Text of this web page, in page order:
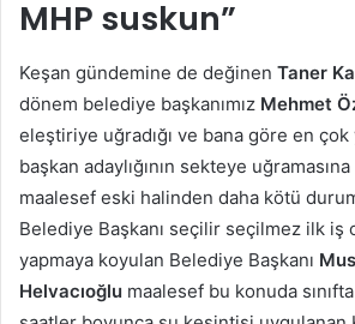
MHP suskun”
Keşan gündemine de değinen Taner
dönem belediye başkanımız Mehmet
eleştiriye uğradığı ve bana göre en çok
başkan adaylığının sekteye
maalesef eski halinden daha kötü
Belediye Başkanı seçilir seçilmez ilk iş
yapmaya koyulan Belediye Başkanı
Helvacıoğlu maalesef bu konuda